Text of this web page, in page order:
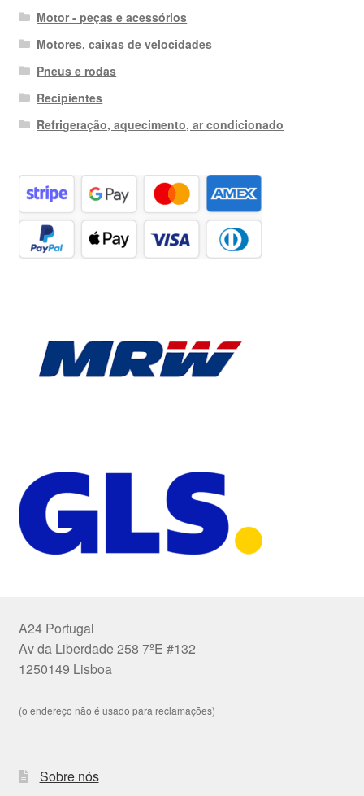
Motor - peças e acessórios
Motores, caixas de velocidades
Pneus e rodas
Recipientes
Refrigeração, aquecimento, ar condicionado
A24 Portugal
Av da Liberdade 258 7ºE #132
1250149 Lisboa
(o endereço não é usado para reclamações)
Sobre nós